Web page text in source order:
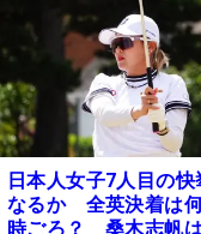
日本人女子7人目の快
なるか 全英決着は
時ごろ？ 桑木志帆